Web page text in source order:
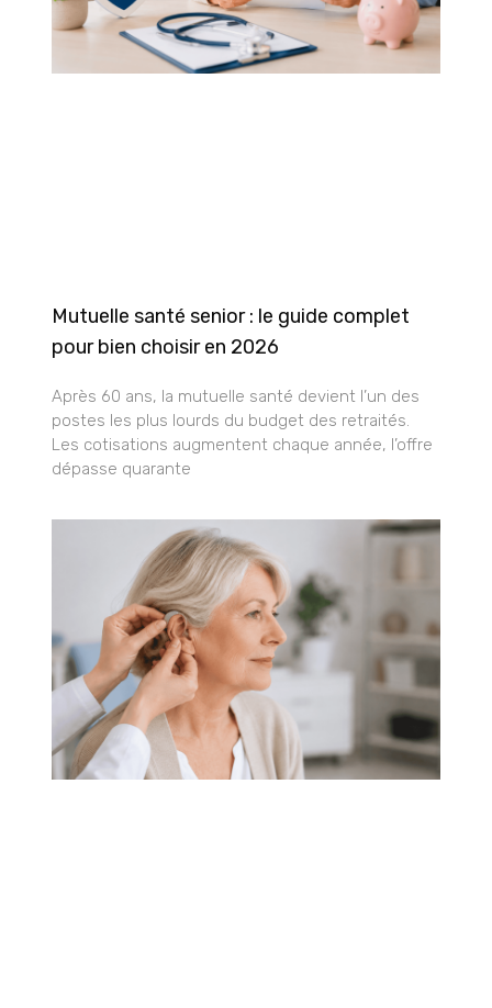
Mutuelle santé senior : le guide complet
pour bien choisir en 2026
Après 60 ans, la mutuelle santé devient l’un des
postes les plus lourds du budget des retraités.
Les cotisations augmentent chaque année, l’offre
dépasse quarante